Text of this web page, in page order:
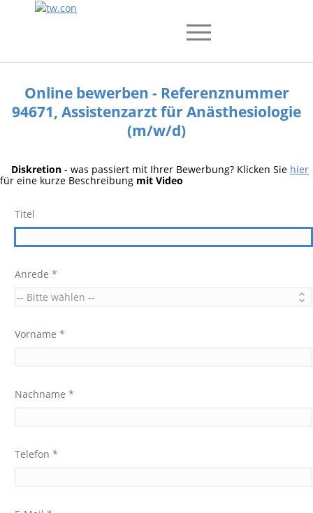
Online bewerben - Referenznummer
94671, Assistenzarzt für Anästhesiologie
(m/w/d)
Diskretion - was passiert mit Ihrer Bewerbung? Klicken Sie hier
für eine kurze Beschreibung mit Video
Titel
Anrede *
Vorname *
Nachname *
Telefon *